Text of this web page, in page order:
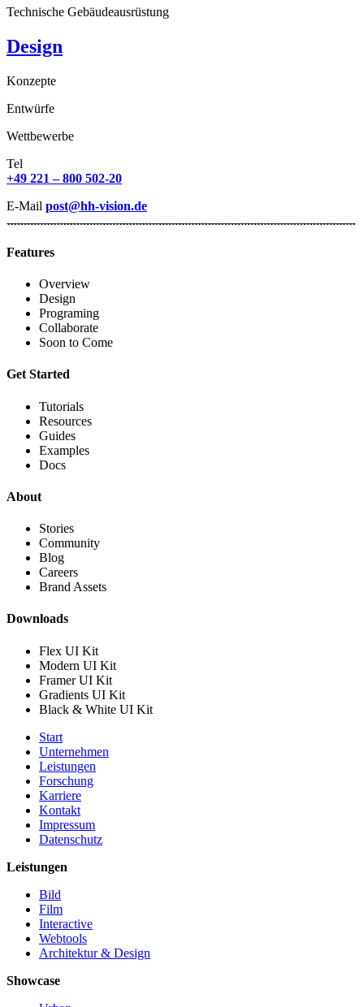
Technische Gebäudeausrüstung
Design
Konzepte
Entwürfe
Wettbewerbe
Tel
+49 221 – 800 502-20
E-Mail post@hh-vision.de
Features
Overview
Design
Programing
Collaborate
Soon to Come
Get Started
Tutorials
Resources
Guides
Examples
Docs
About
Stories
Community
Blog
Careers
Brand Assets
Downloads
Flex UI Kit
Modern UI Kit
Framer UI Kit
Gradients UI Kit
Black & White UI Kit
Start
Unternehmen
Leistungen
Forschung
Karriere
Kontakt
Impressum
Datenschutz
Leistungen
Bild
Film
Interactive
Webtools
Architektur & Design
Showcase